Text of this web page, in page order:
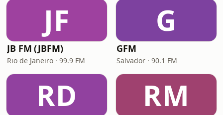
JF
JB FM (JBFM)
Rio de Janeiro · 99.9 FM
G
GFM
Salvador · 90.1 FM
RD RM